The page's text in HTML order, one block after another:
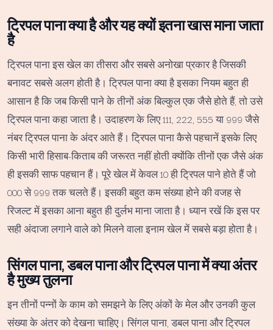
ट्रिपल पाना क्या है और यह क्यों इतना खास माना जाता
है
ट्रिपल पाना इस खेल का तीसरा और सबसे अनोखा प्रकार है जिसकी
बनावट सबसे अलग होती है। ट्रिपल पाना क्या है इसका नियम बहुत ही
आसान है कि जब किसी पाने के तीनों अंक बिल्कुल एक जैसे होते हैं, तो उसे
ट्रिपल पाना कहा जाता है। उदाहरण के लिए 111, 222, 555 या 999 जैसे
नंबर ट्रिपल पाना के अंदर आते हैं। ट्रिपल पाना कैसे पहचानें इसके लिए
किसी भारी हिसाब-किताब की जरूरत नहीं होती क्योंकि तीनों एक जैसे अंक
ही इसकी साफ पहचान हैं। पूरे खेल में केवल 10 ही ट्रिपल पाने होते हैं जो
000 से 999 तक चलते हैं। इसकी बहुत कम संख्या होने की वजह से
रिजल्ट में इसका आना बहुत ही दुर्लभ माना जाता है। ध्यान रखें कि इस पर
सही अंदाजा लगाने वाले को मिलने वाला इनाम खेल में सबसे बड़ा होता है।
सिंगल पाना, डबल पाना और ट्रिपल पाना में क्या अंतर
है मुख्य तुलना
इन तीनों पन्नों के काम को समझने के लिए अंकों के मेल और उनकी कुल
संख्या के अंतर को देखना चाहिए। सिंगल पाना, डबल पाना और ट्रिपल